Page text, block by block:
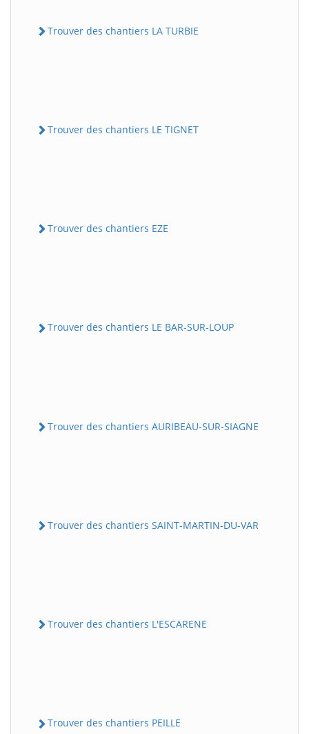
Trouver des chantiers LA TURBIE
Trouver des chantiers LE TIGNET
Trouver des chantiers EZE
Trouver des chantiers LE BAR-SUR-LOUP
Trouver des chantiers AURIBEAU-SUR-SIAGNE
Trouver des chantiers SAINT-MARTIN-DU-VAR
Trouver des chantiers L'ESCARENE
Trouver des chantiers PEILLE